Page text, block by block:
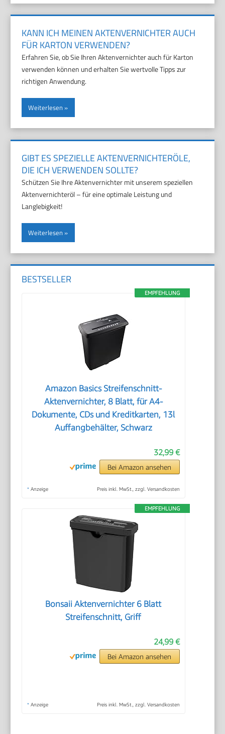
KANN ICH MEINEN AKTENVERNICHTER AUCH
FÜR KARTON VERWENDEN?
Erfahren Sie, ob Sie Ihren Aktenvernichter auch für Karton
verwenden können und erhalten Sie wertvolle Tipps zur
richtigen Anwendung.
Weiterlesen
GIBT ES SPEZIELLE AKTENVERNICHTERÖLE,
DIE ICH VERWENDEN SOLLTE?
Schützen Sie Ihre Aktenvernichter mit unserem speziellen
Aktenvernichteröl – für eine optimale Leistung und
Langlebigkeit!
Weiterlesen
BESTSELLER
EMPFEHLUNG
Amazon Basics Streifenschnitt-
Aktenvernichter, 8 Blatt, für A4-
Dokumente, CDs und Kreditkarten, 13l
Auffangbehälter, Schwarz
32,99 €
Bei Amazon ansehen
* Anzeige Preis inkl. MwSt., zzgl. Versandkosten
EMPFEHLUNG
Bonsaii Aktenvernichter 6 Blatt
Streifenschnitt, Griff
24,99 €
Bei Amazon ansehen
* Anzeige Preis inkl. MwSt., zzgl. Versandkosten